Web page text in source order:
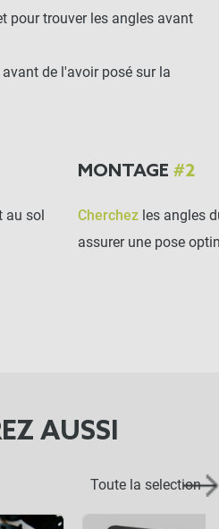
pour trouver les angles avant
avant de l'avoir posé sur la
au sol
MONTAGE #2
Cherchez les angles
assurer une pose
AUSSI
Toute la selection